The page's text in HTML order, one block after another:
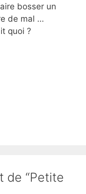
bosser un
de mal …
quoi ?
de “Petite